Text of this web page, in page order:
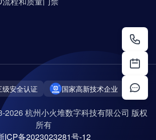
级安全认证 国家高新技术企业
2026 杭州小火堆数字科技有限公司 版权
所有
ICP备2023023281号-12